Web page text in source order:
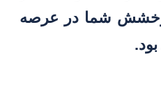
درخشش شما در عرصه